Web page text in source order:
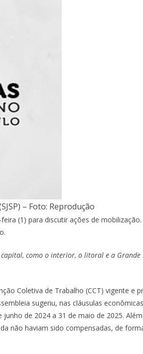
– Foto: Reprodução
(1) para discutir ações de
como o interior, o litoral e a Grande
Coletiva de Trabalho (CCT) vigente e
sugeriu, nas cláusulas
de 2024 a 31 de maio de 2025.
não haviam sido compensadas, de